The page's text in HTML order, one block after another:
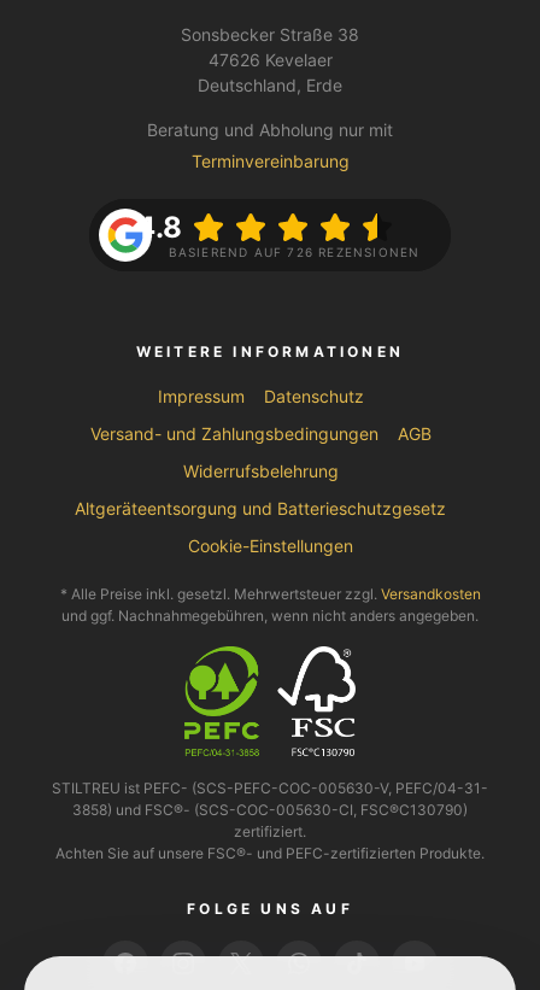
Sonsbecker Straße 38
47626 Kevelaer
Deutschland, Erde
Beratung und Abholung nur mit
Terminvereinbarung
4.8
BASIEREND AUF 726 REZENSIONEN
WEITERE INFORMATIONEN
Impressum
Datenschutz
Versand- und Zahlungsbedingungen
AGB
Widerrufsbelehrung
Altgeräteentsorgung und Batterieschutzgesetz
Cookie-Einstellungen
* Alle Preise inkl. gesetzl. Mehrwertsteuer zzgl. Versandkosten
und ggf. Nachnahmegebühren, wenn nicht anders angegeben.
STILTREU ist PEFC- (SCS-PEFC-COC-005630-V, PEFC/04-31-
3858) und FSC®- (SCS-COC-005630-CI, FSC®C130790)
zertifiziert.
Achten Sie auf unsere FSC®- und PEFC-zertifizierten Produkte.
FOLGE UNS AUF